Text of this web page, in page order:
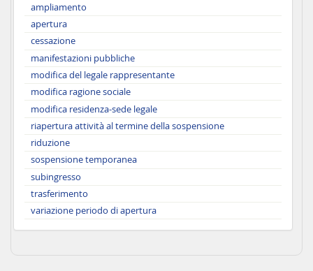
ampliamento
apertura
cessazione
manifestazioni pubbliche
modifica del legale rappresentante
modifica ragione sociale
modifica residenza-sede legale
riapertura attività al termine della sospensione
riduzione
sospensione temporanea
subingresso
trasferimento
variazione periodo di apertura